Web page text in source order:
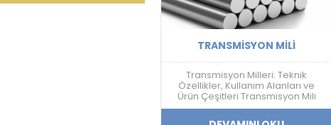
TRANSMISYON MILI
Transmisyon Milleri: Teknik
Özellikler, Kullanım Alanları ve
Ürün Çeşitleri Transmisyon Mili
Nedir? Transmisyon mili; mekanik
güç aktarımı, doğrusal hareket